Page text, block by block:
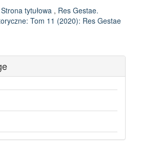
Strona tytułowa , Res Gestae.
Tom 11 (2020): Res Gestae